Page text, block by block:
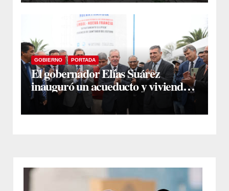
GOBIERNO PORTADA
El gobernador Elías Suárez
inauguró un acueducto y viviendas
sociales en El Simbol y Nueva
Francia